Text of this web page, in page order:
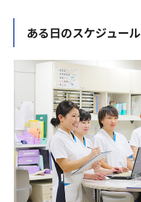
ある日のスケジュール